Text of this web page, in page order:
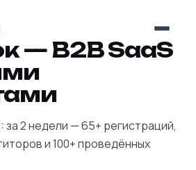
— B2B SaaS
2 недели — 65+ регистраций,
и 100+ проведённых